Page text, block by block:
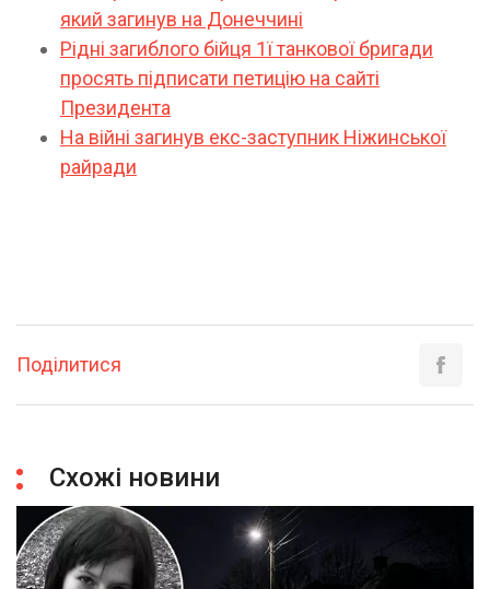
який загинув на Донеччині
Рідні загиблого бійця 1ї танкової бригади
просять підписати петицію на сайті
Президента
На війні загинув екс-заступник Ніжинської
райради
Поділитися
Схожі новини